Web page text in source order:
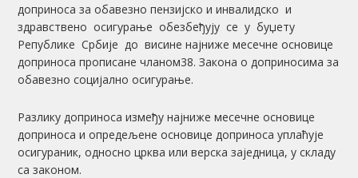
доприноса за обавезно пензијско и инвалидско и
здравствено осигурање обезбеђују се у буџету
Републике Србије до висине најниже месечне основице
доприноса прописане чланом38. Закона о доприносима за
обавезно социјално осигурање.
Разлику доприноса између најниже месечне основице
доприноса и опредељене основице доприноса уплаћује
осигураник, односно црква или верска заједница, у складу
са законом.